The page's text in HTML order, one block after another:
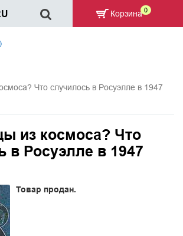
Что случилось в Росуэлле в 1947
из космоса? Что
в Росуэлле в 1947
Товар продан.
Корзина 0